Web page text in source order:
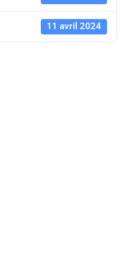
11 avril 2024